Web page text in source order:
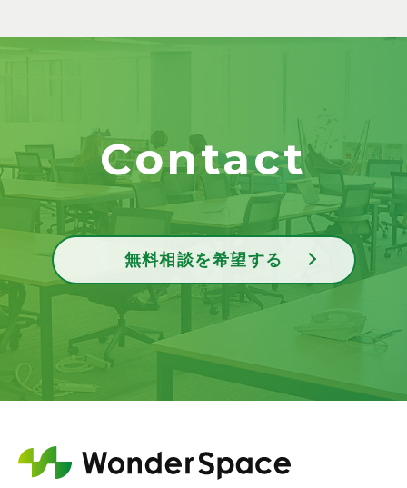
Contact
無料相談を希望する